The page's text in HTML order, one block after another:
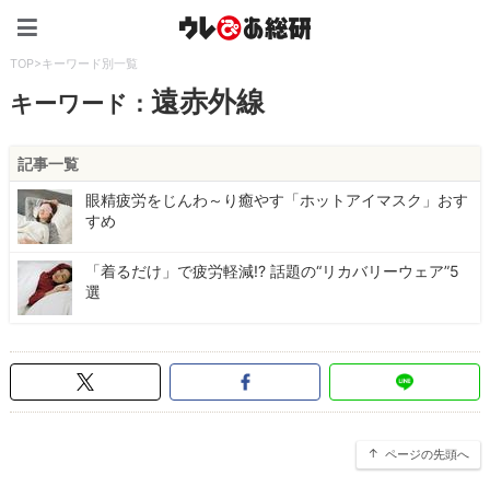
TOP>キーワード別一覧
キーワード：遠赤外線
記事一覧
眼精疲労をじんわ～り癒やす「ホットアイマスク」おす
すめ
「着るだけ」で疲労軽減!? 話題の“リカバリーウェア”5
選
ページの先頭へ